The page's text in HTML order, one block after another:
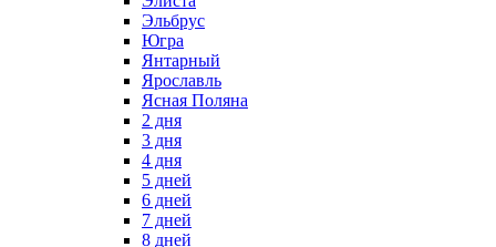
Эльбрус
Югра
Янтарный
Ярославль
Ясная Поляна
2 дня
3 дня
4 дня
5 дней
6 дней
7 дней
8 дней